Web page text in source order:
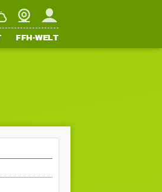
WebcamMein FFH
FFH-WELT